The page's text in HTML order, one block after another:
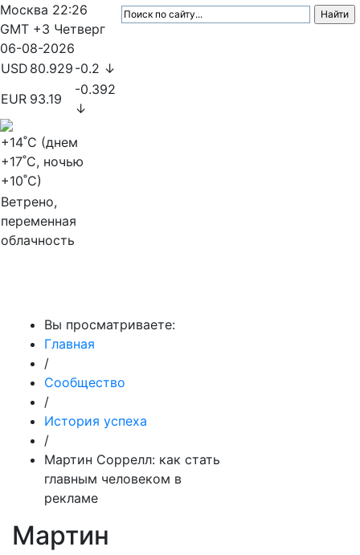
Москва 22:26
GMT +3 Четверг
06-08-2026
USD 80.929 -0.2 ↓
EUR 93.19
-0.392
↓
+14˚C (днем
+17˚C, ночью
+10˚C)
Ветрено,
переменная
облачность
Вы просматриваете:
Главная
/
Сообщество
/
История успеха
/
Мартин Соррелл: как стать
главным человеком в
рекламе
Мартин